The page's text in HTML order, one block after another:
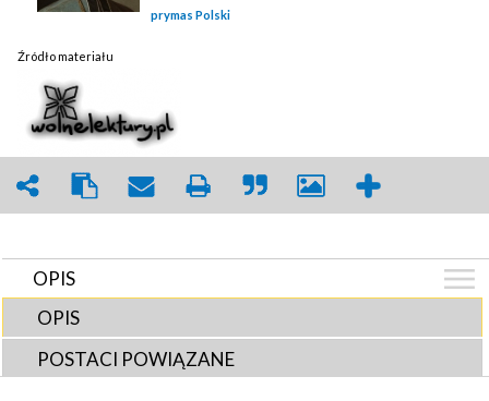
prymas Polski
Źródło materiału
OPIS
OPIS
POSTACI POWIĄZANE